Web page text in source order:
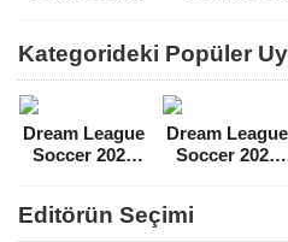
[v2.0.5]
Kategorideki Popüler
Dream League
Soccer 2021
[v8.31]
Dream League
Soccer 2022
Editörün Seçimi